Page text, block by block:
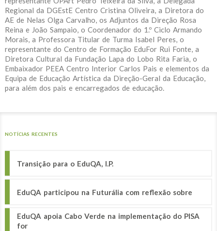
Regional da DGEstE Centro Cristina Oliveira, a Diretora do
AE de Nelas Olga Carvalho, os Adjuntos da Direção Rosa
Reina e João Sampaio, o Coordenador do 1.º Ciclo Armando
Morais, a Professora Titular de Turma Isabel Peres, o
representante do Centro de Formação EduFor Rui Fonte, a
Diretora Cultural da Fundação Lapa do Lobo Rita Faria, o
Embaixador PEEA Centro Interior Carlos Pais e elementos da
Equipa de Educação Artística da Direção-Geral da Educação,
para além dos pais e encarregados de educação.
NOTÍCIAS RECENTES
Transição para o EduQA, I.P.
EduQA participou na Futurália com reflexão sobre
EduQA apoia Cabo Verde na implementação do PISA
for